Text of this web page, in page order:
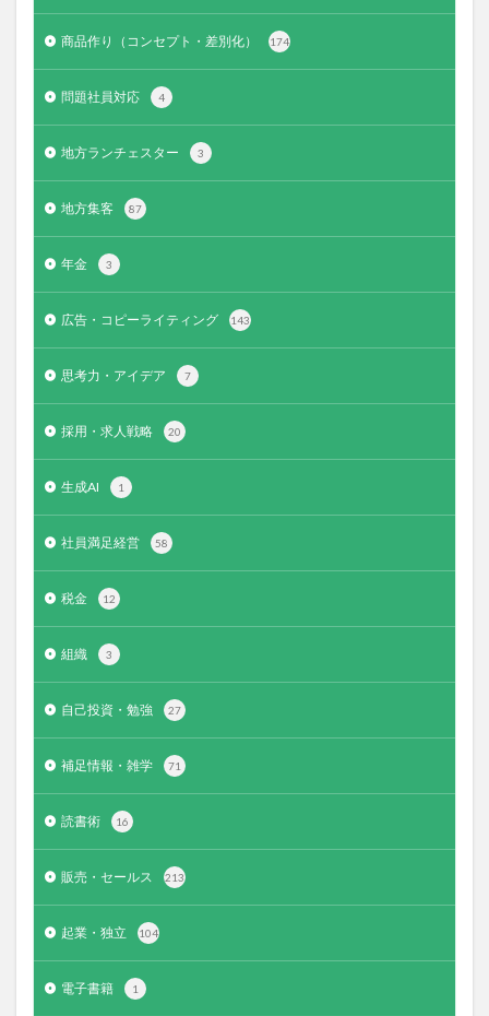
商品作り（コンセプト・差別化） 174
問題社員対応 4
地方ランチェスター 3
地方集客 87
年金 3
広告・コピーライティング 143
思考力・アイデア 7
採用・求人戦略 20
生成AI 1
社員満足経営 58
税金 12
組織 3
自己投資・勉強 27
補足情報・雑学 71
読書術 16
販売・セールス 213
起業・独立 104
電子書籍 1